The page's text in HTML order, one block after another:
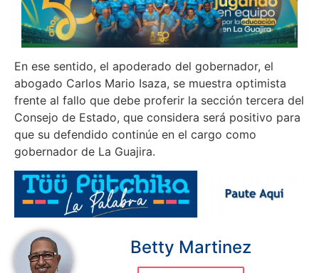
En ese sentido, el apoderado del gobernador, el
abogado Carlos Mario Isaza, se muestra optimista
frente al fallo que debe proferir la sección tercera del
Consejo de Estado, que considera será positivo para
que su defendido continúe en el cargo como
gobernador de La Guajira.
Betty Martinez